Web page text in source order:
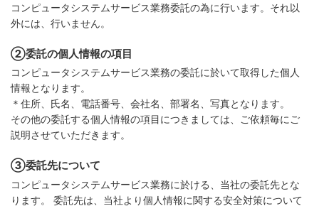
コンピュータシステムサービス業務委託の為に行います。それ以
外には、行いません。
②委託の個人情報の項目
コンピュータシステムサービス業務の委託に於いて取得した個人
情報となります。
＊住所、氏名、電話番号、会社名、部署名、写真となります。
その他の委託する個人情報の項目につきましては、ご依頼毎にご
説明させていただきます。
③委託先について
コンピュータシステムサービス業務に於ける、当社の委託先とな
ります。 委託先は、当社より個人情報に関する安全対策について